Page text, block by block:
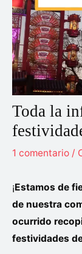
Toda la
1 comentario /
¡Estamos de
de nuestra
ocurrido
festividades